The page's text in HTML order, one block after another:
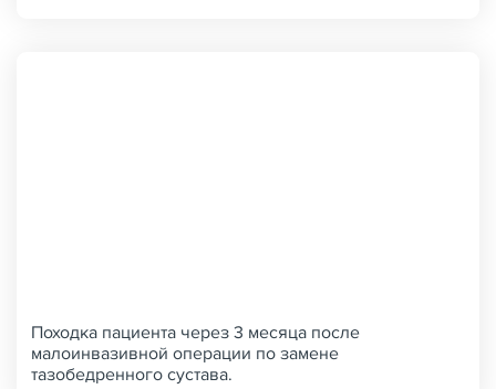
Походка пациента через 3 месяца после
малоинвазивной операции по замене
тазобедренного сустава.